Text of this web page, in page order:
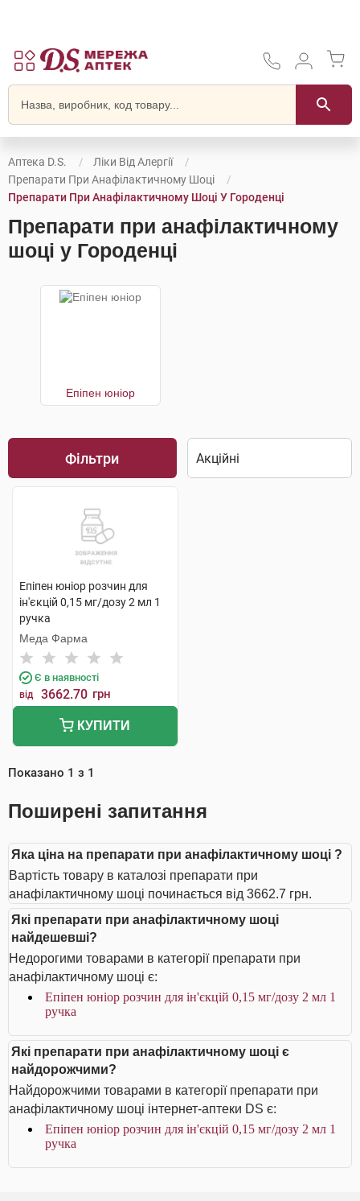
Аптека D.S.
Ліки Від Алергії
Препарати При Анафілактичному Шоці
Препарати При Анафілактичному Шоці У Городенці
Препарати при анафілактичному
шоці у Городенці
Епіпен юніор
Фільтри
Епіпен юніор розчин для
ін'єкцій 0,15 мг/дозу 2 мл 1
ручка
Меда Фарма
Є в наявності
від 3662.70 грн
КУПИТИ
Показано 1 з 1
Поширені запитання
Яка ціна на препарати при анафілактичному шоці ?
Вартість товару в каталозі препарати при
анафілактичному шоці починається від 3662.7 грн.
Які препарати при анафілактичному шоці
найдешевші?
Недорогими товарами в категорії препарати при
анафілактичному шоці є:
Епіпен юніор розчин для ін'єкцій 0,15 мг/дозу 2 мл 1
ручка
Які препарати при анафілактичному шоці є
найдорожчими?
Найдорожчими товарами в категорії препарати при
анафілактичному шоці інтернет-аптеки DS є:
Епіпен юніор розчин для ін'єкцій 0,15 мг/дозу 2 мл 1
ручка